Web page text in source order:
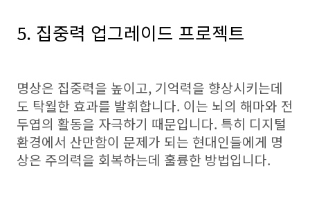
5. 집중력 업그레이드 프로젝트
명상은 집중력을 높이고, 기억력을 향상시키는데
도 탁월한 효과를 발휘합니다. 이는 뇌의 해마와 전
두엽의 활동을 자극하기 때문입니다. 특히 디지털
환경에서 산만함이 문제가 되는 현대인들에게 명
상은 주의력을 회복하는데 훌륭한 방법입니다.